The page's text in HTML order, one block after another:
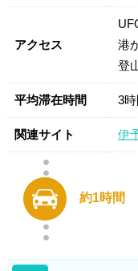
アクセス
港
登
平均滞在時間 3
関連サイト 伊
約1時間